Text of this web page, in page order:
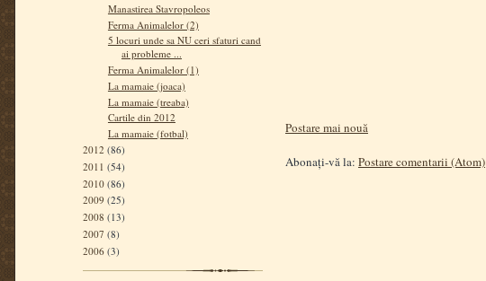
Manastirea Stavropoleos
Ferma Animalelor (2)
5 locuri unde sa NU ceri sfaturi cand
ai probleme ...
Ferma Animalelor (1)
La mamaie (joaca)
La mamaie (treaba)
Cartile din 2012
La mamaie (fotbal)
2012 (86)
2011 (54)
2010 (86)
2009 (25)
2008 (13)
2007 (8)
2006 (3)
Postare mai nouă
Abonați-vă la: Postare comentarii (Atom)